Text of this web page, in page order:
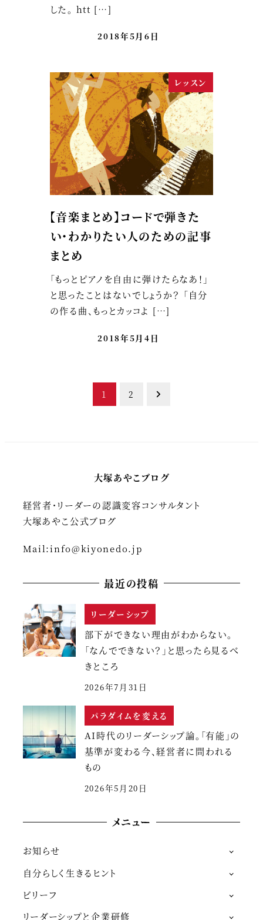
した。 htt […]
2018年5月6日
レッスン
【音楽まとめ】コードで弾きた
い・わかりたい人のための記事
まとめ
「もっとピアノを自由に弾けたらなあ！」
と思ったことはないでしょうか？ 「自分
の作る曲、もっとカッコよ […]
2018年5月4日
ー
ジ
送
1 2
大塚あやこブログ
経営者・リーダーの認識変容コンサルタント
大塚あやこ公式ブログ
Mail:info@kiyonedo.jp
最近の投稿
リーダーシップ
部下ができない理由がわからない。
「なんでできない？」と思ったら見るべ
きところ
2026年7月31日
パラダイムを変える
AI時代のリーダーシップ論。「有能」の
基準が変わる今、経営者に問われる
もの
2026年5月20日
メニュー
お知らせ
自分らしく生きるヒント
ビリーフ
リーダーシップと企業研修